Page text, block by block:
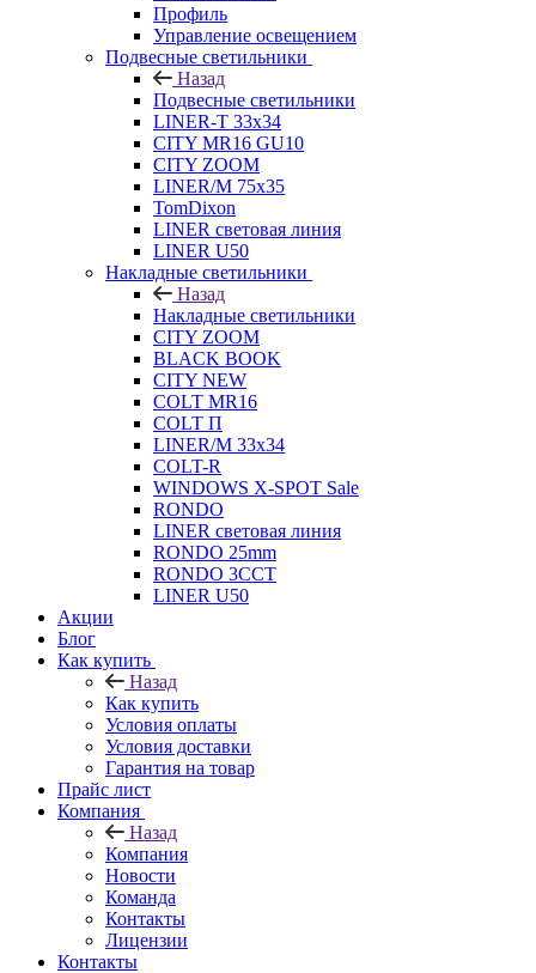
Профиль
Управление освещением
Подвесные светильники
Назад
Подвесные светильники
LINER-T 33x34
CITY MR16 GU10
CITY ZOOM
LINER/M 75х35
TomDixon
LINER световая линия
LINER U50
Накладные светильники
Назад
Накладные светильники
CITY ZOOM
BLACK BOOK
CITY NEW
COLT MR16
COLT П
LINER/М 33х34
COLT-R
WINDOWS X-SPOT Sale
RONDO
LINER световая линия
RONDO 25mm
RONDO 3CCT
LINER U50
Акции
Блог
Как купить
Назад
Как купить
Условия оплаты
Условия доставки
Гарантия на товар
Прайс лист
Компания
Назад
Компания
Новости
Команда
Контакты
Лицензии
Контакты